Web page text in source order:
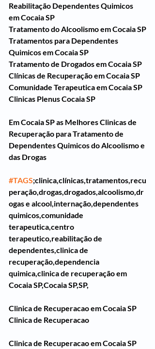
Reabilitação Dependentes Quimicos
em Cocaia SP
Tratamento do Alcoolismo em Cocaia SP
Tratamentos para Dependentes
Quimicos em Cocaia SP
Tratamento de Drogados em Cocaia SP
Clínicas de Recuperação em Cocaia SP
Comunidade Terapeutica em Cocaia SP
Clinicas Plenus Cocaia SP
Em Cocaia SP as Melhores Clinicas de
Recuperação para Tratamento de
Dependentes Quimicos do Alcoolismo e
das Drogas
#TAGS;clinica,clínicas,tratamentos,recu
peração,drogas,drogados,alcoolismo,dr
ogas e alcool,internação,dependentes
quimicos,comunidade
terapeutica,centro
terapeutico,reabilitação de
dependentes,clinica de
recuperação,dependencia
quimica,clinica de recuperação em
Cocaia SP,Cocaia SP,SP,
Clinica de Recuperacao em Cocaia SP
Clinica de Recuperacao
Clinica de Recuperacao em Cocaia SP